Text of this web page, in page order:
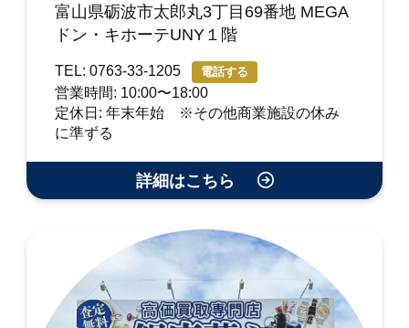
富山県砺波市太郎丸3丁目69番地 MEGA
ドン・キホーテUNY１階
TEL: 0763-33-1205 電話する
営業時間: 10:00〜18:00
定休日: 年末年始 ※その他商業施設の休み
に準ずる
詳細はこちら